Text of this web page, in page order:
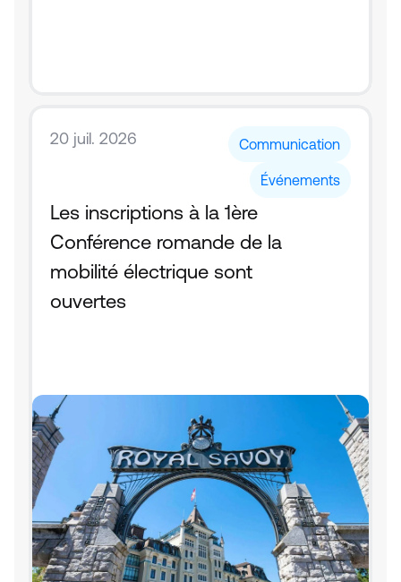
20 juil. 2026 Communication
Événements
Les inscriptions à la 1ère
Conférence romande de la
mobilité électrique sont
ouvertes